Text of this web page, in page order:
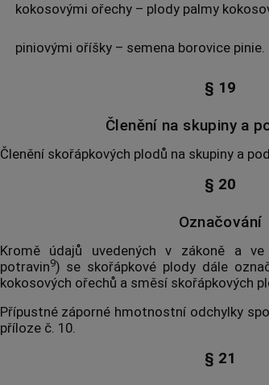
kokosovými ořechy – plody palmy
piniovými oříšky – semena borovice pinie.
§ 19
Členění na skupiny a
Členění skořápkových plodů na skupiny a
§ 20
Označování
Kromě údajů uvedených v zákoně a
potravin9) se skořápkové plody dále
kokosových ořechů a směsí skořápkových
Přípustné záporné hmotnostní odchylky
příloze č. 10.
§ 21